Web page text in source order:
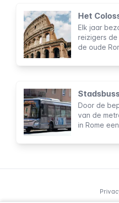
tijdens een
rondleiding.
Het
Elk jaar
reizigers
de oude
Door de
van de
in Rome
kans dat je
van ov.